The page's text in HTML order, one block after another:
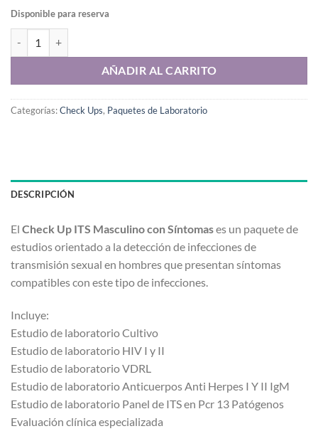
Disponible para reserva
AÑADIR AL CARRITO
Categorías:Check Ups, Paquetes de Laboratorio
DESCRIPCIÓN
El Check Up ITS Masculino con Síntomases un paquete de
estudios orientado a la detección de infecciones de
transmisión sexual en hombres que presentan síntomas
compatibles con este tipo de infecciones.
Incluye:
Estudio de laboratorio Cultivo
Estudio de laboratorio HIV I y II
Estudio de laboratorio VDRL
Estudio de laboratorio Anticuerpos Anti Herpes I Y II IgM
Estudio de laboratorio Panel de ITS en Pcr 13 Patógenos
Evaluación clínica especializada